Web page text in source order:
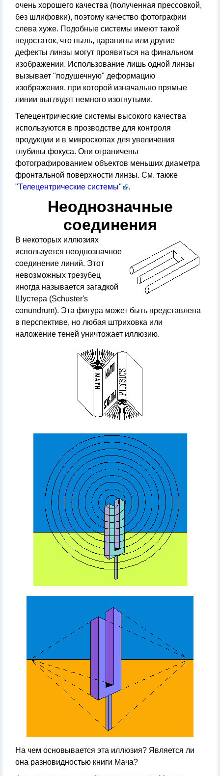
очень хорошего качества (полученная прессовкой,
без шлифовки), поэтому качество фотографии
слева хуже. Подобные системы имеют такой
недостаток, что пыль, царапины или другие
дефекты линзы могут проявиться на финальном
изображении. Использование лишь одной линзы
вызывает "подушечную" деформацию
изображения, при которой изначально прямые
линии выглядят немного изогнутыми.
Телецентрические системы высокого качества
используются в прозводстве для контроля
продукции и в микроскопах для увеличения
глубины фокуса. Они ограничены
фотографированием объектов меньших диаметра
фронтальной поверхности линзы. См. также
"Телецентрические системы"
.
Неоднозначные
соединения
В некоторых иллюзиях
используется неоднозначное
соединение линий. Этот
невозможных трезубец
иногда называется загадкой
Шустера (Schuster's
conundrum). Эта фигура может быть представлена
в перспективе, но любая штриховка или
наложение теней уничтожает иллюзию.
На чем основывается эта иллюзия? Является ли
она разновидностью книги Мача?